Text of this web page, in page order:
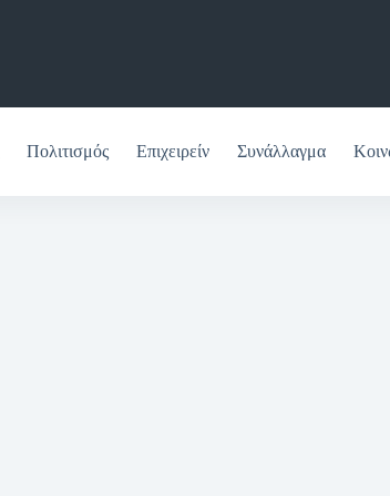
Πολιτισμός Επιχειρείν Συνάλλαγμα